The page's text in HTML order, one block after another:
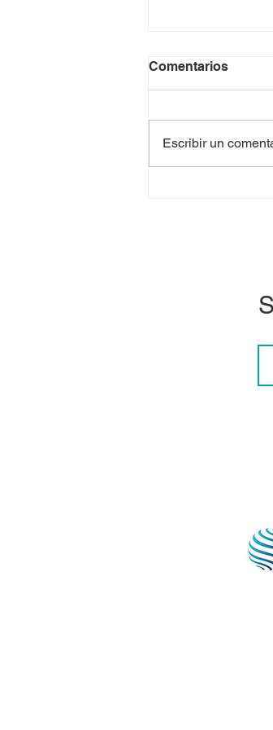
Comentarios
Escribir un